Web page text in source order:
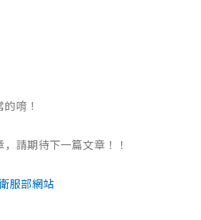
唷！
請期待下一篇文章！！
服部網站